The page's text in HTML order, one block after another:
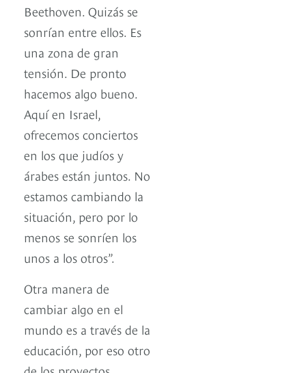
Beethoven. Quizás se
sonrían entre ellos. Es
una zona de gran
tensión. De pronto
hacemos algo bueno.
Aquí en Israel,
ofrecemos conciertos
en los que judíos y
árabes están juntos. No
estamos cambiando la
situación, pero por lo
menos se sonríen los
unos a los otros”.
Otra manera de
cambiar algo en el
mundo es a través de la
educación, por eso otro